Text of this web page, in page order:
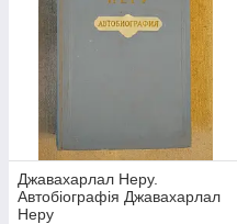
Джавахарлал Неру.
Автобіографія Джавахарлал
Неру